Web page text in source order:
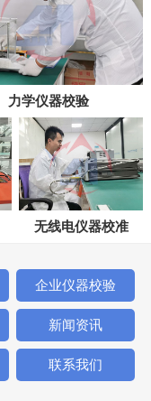
力学仪器校验
无线电仪器校准
企业仪器校验
新闻资讯
联系我们